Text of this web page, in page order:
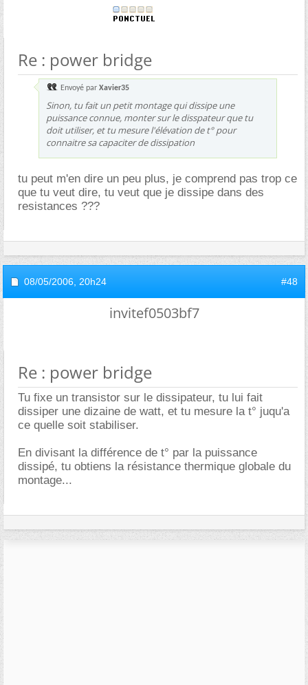
Re : power bridge
Envoyé par Xavier35
Sinon, tu fait un petit montage qui dissipe une
puissance connue, monter sur le disspateur que tu
doit utiliser, et tu mesure l'élévation de t° pour
connaitre sa capaciter de dissipation
tu peut m'en dire un peu plus, je comprend pas trop ce
que tu veut dire, tu veut que je dissipe dans des
resistances ???
08/05/2006, 20h24 #48
invitef0503bf7
Re : power bridge
Tu fixe un transistor sur le dissipateur, tu lui fait
dissiper une dizaine de watt, et tu mesure la t° juqu'a
ce quelle soit stabiliser.
En divisant la différence de t° par la puissance
dissipé, tu obtiens la résistance thermique globale du
montage...